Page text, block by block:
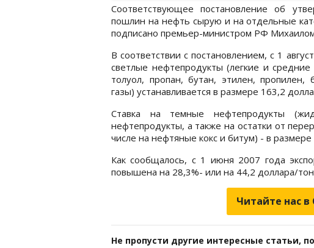
Соответствующее постановление об
пошлин на нефть сырую и на отдельные
подписано премьер-министром РФ
В соответствии с постановлением, с 1
светлые нефтепродукты (легкие и
толуол, пропан, бутан, этилен,
газы) устанавливается в размере 163,2
Ставка на темные нефтепродукты
нефтепродукты, а также на остатки от
числе на нефтяные кокс и битум) - в
Как сообщалось, с 1 июня 2007 года
повышена на 28,3%- или на 44,2 доллара/
Читайте нас в
Не пропусти другие интересные статьи,